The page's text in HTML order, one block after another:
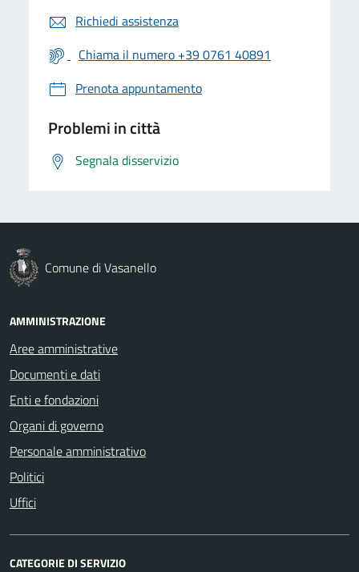
Richiedi assistenza
Chiama il numero +39 0761 40891
Prenota appuntamento
Problemi in città
Segnala disservizio
Comune di Vasanello
AMMINISTRAZIONE
Aree amministrative
Documenti e dati
Enti e fondazioni
Organi di governo
Personale amministrativo
Politici
Uffici
CATEGORIE DI SERVIZIO